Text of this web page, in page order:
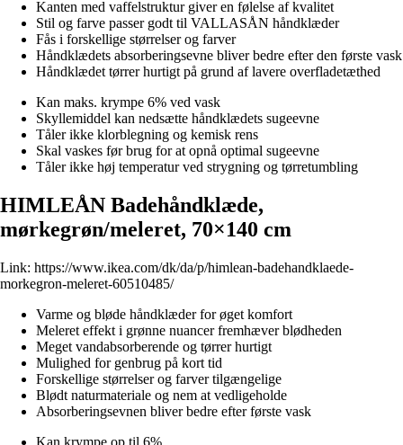
Kanten med vaffelstruktur giver en følelse af kvalitet
Stil og farve passer godt til VALLASÅN håndklæder
Fås i forskellige størrelser og farver
Håndklædets absorberingsevne bliver bedre efter den første vask
Håndklædet tørrer hurtigt på grund af lavere overfladetæthed
Kan maks. krympe 6% ved vask
Skyllemiddel kan nedsætte håndklædets sugeevne
Tåler ikke klorblegning og kemisk rens
Skal vaskes før brug for at opnå optimal sugeevne
Tåler ikke høj temperatur ved strygning og tørretumbling
HIMLEÅN Badehåndklæde,
mørkegrøn/meleret, 70×140 cm
Link: https://www.ikea.com/dk/da/p/himlean-badehandklaede-
morkegron-meleret-60510485/
Varme og bløde håndklæder for øget komfort
Meleret effekt i grønne nuancer fremhæver blødheden
Meget vandabsorberende og tørrer hurtigt
Mulighed for genbrug på kort tid
Forskellige størrelser og farver tilgængelige
Blødt naturmateriale og nem at vedligeholde
Absorberingsevnen bliver bedre efter første vask
Kan krympe op til 6%